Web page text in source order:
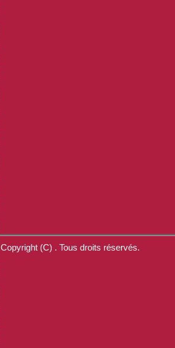
Copyright (C) . Tous droits réservés.